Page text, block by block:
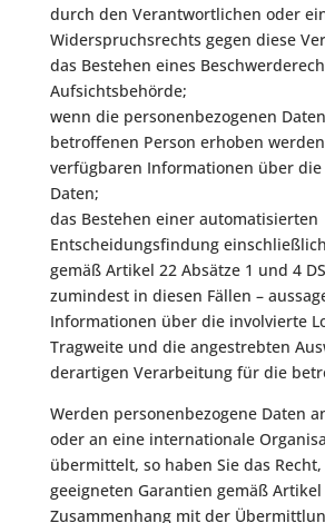
durch den Verantwortlichen oder
Widerspruchsrechts gegen diese
das Bestehen eines
Aufsichtsbehörde;
wenn die personenbezogenen
betroffenen Person erhoben
verfügbaren Informationen über
Daten;
das Bestehen einer automatisierten
Entscheidungsfindung
gemäß Artikel 22 Absätze 1 und 4
zumindest in diesen Fällen –
Informationen über die involvierte
Tragweite und die angestrebten
derartigen Verarbeitung für die
Werden personenbezogene Daten
oder an eine internationale
übermittelt, so haben Sie das
geeigneten Garantien gemäß Artikel
Zusammenhang mit der